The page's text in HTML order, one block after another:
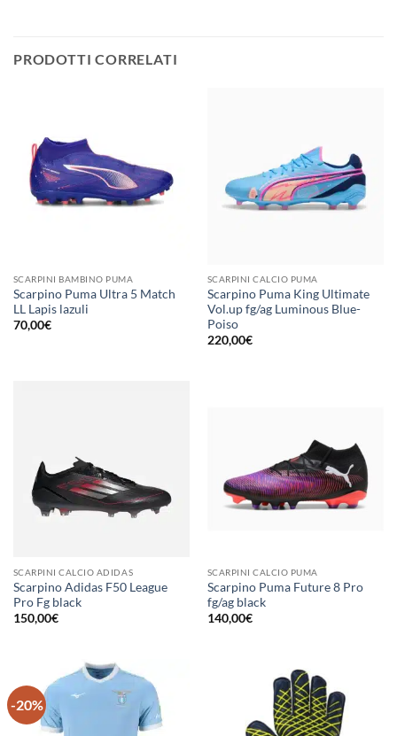
PRODOTTI CORRELATI
SCARPINI BAMBINO PUMA
Scarpino Puma Ultra 5 Match
LL Lapis lazuli
70,00€
SCARPINI CALCIO PUMA
Scarpino Puma King Ultimate
Vol.up fg/ag Luminous Blue-
Poiso
220,00€
SCARPINI CALCIO ADIDAS
Scarpino Adidas F50 League
Pro Fg black
150,00€
SCARPINI CALCIO PUMA
Scarpino Puma Future 8 Pro
fg/ag black
140,00€
-20%